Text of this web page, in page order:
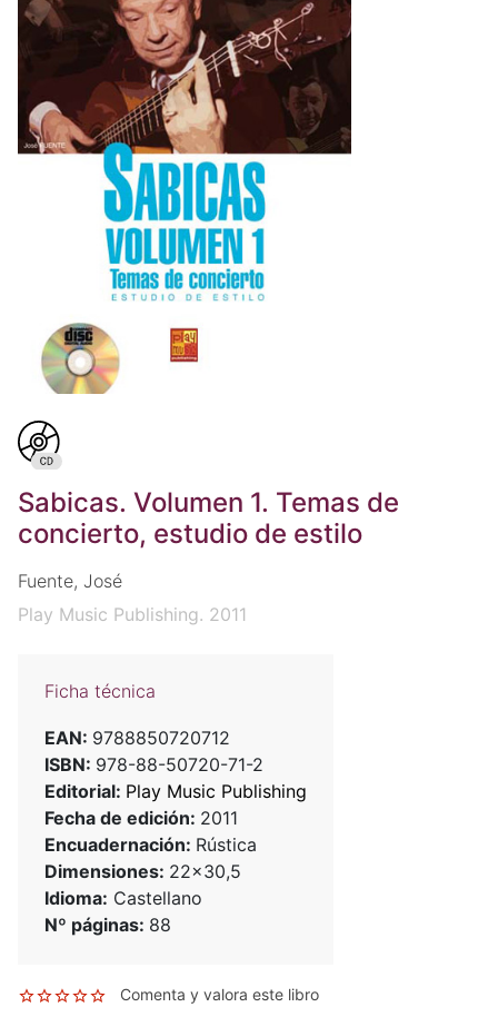
Sabicas. Volumen 1. Temas de
concierto, estudio de estilo
Fuente, José
Play Music Publishing. 2011
Ficha técnica
EAN: 9788850720712
ISBN: 978-88-50720-71-2
Editorial: Play Music Publishing
Fecha de edición: 2011
Encuadernación: Rústica
Dimensiones: 22x30,5
Idioma: Castellano
Nº páginas: 88
Comenta y valora este libro